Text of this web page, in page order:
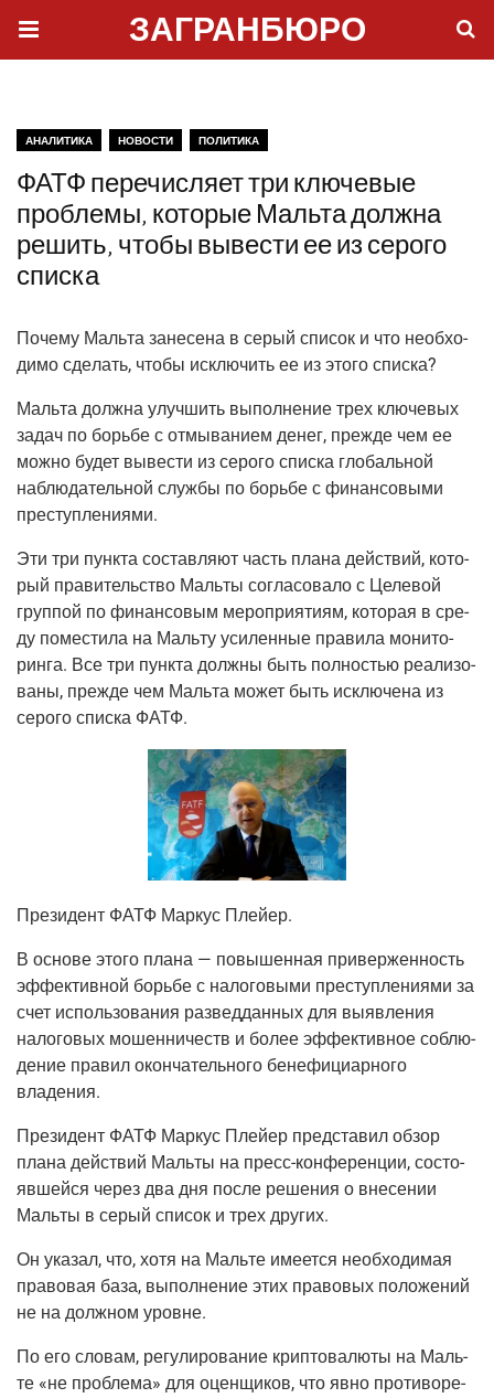
ЗАГРАНБЮРО
АНАЛИТИКА НОВОСТИ ПОЛИТИКА
ФАТФ перечисляет три ключевые
проблемы, которые Мальта должна
решить, чтобы вывести ее из серого
списка
Поче­му Маль­та зане­се­на в серый спи­сок и что необ­хо­
ди­мо сде­лать, что­бы исклю­чить ее из это­го списка?
Маль­та долж­на улуч­шить выпол­не­ние трех клю­че­вых
задач по борь­бе с отмы­ва­ни­ем денег, преж­де чем ее
мож­но будет выве­сти из серо­го спис­ка гло­баль­ной
наблю­да­тель­ной служ­бы по борь­бе с финан­со­вы­ми
преступлениями.
Эти три пунк­та состав­ля­ют часть пла­на дей­ствий, кото­
рый пра­ви­тель­ство Маль­ты согла­со­ва­ло с Целе­вой
груп­пой по финан­со­вым меро­при­я­ти­ям, кото­рая в сре­
ду поме­сти­ла на Маль­ту уси­лен­ные пра­ви­ла мони­то­
рин­га. Все три пунк­та долж­ны быть пол­но­стью реа­ли­зо­
ва­ны, преж­де чем Маль­та может быть исклю­че­на из
серо­го спис­ка ФАТФ.
Пре­зи­дент ФАТФ Мар­кус Плейер.
В осно­ве это­го пла­на — повы­шен­ная при­вер­жен­ность
эффек­тив­ной борь­бе с нало­го­вы­ми пре­ступ­ле­ни­я­ми за
счет исполь­зо­ва­ния раз­вед­дан­ных для выяв­ле­ния
нало­го­вых мошен­ни­честв и более эффек­тив­ное соблю­
де­ние пра­вил окон­ча­тель­но­го бене­фи­ци­ар­но­го
владения.
Пре­зи­дент ФАТФ Мар­кус Плей­ер пред­ста­вил обзор
пла­на дей­ствий Маль­ты на пресс-кон­фе­рен­ции, состо­
яв­шей­ся через два дня после реше­ния о вне­се­нии
Маль­ты в серый спи­сок и трех других.
Он ука­зал, что, хотя на Маль­те име­ет­ся необ­хо­ди­мая
пра­во­вая база, выпол­не­ние этих пра­во­вых поло­же­ний
не на долж­ном уровне.
По его сло­вам, регу­ли­ро­ва­ние крип­то­ва­лю­ты на Маль­
те «не про­бле­ма» для оцен­щи­ков, что явно про­ти­во­ре­